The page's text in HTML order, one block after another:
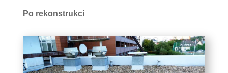
Po rekonstrukci